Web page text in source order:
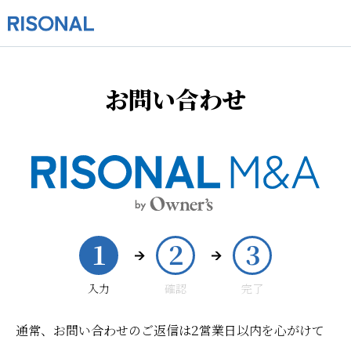
お問い合わせ
1
入力
2
確認
3
完了
通常、お問い合わせのご返信は2営業日以内を心がけて